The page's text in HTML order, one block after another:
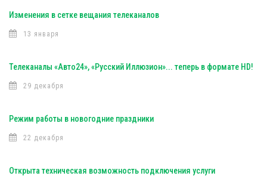
Изменения в сетке вещания телеканалов
13 января
Телеканалы «Авто24», «Русский Иллюзион»... теперь в формате HD!
29 декабря
Режим работы в новогодние праздники
22 декабря
Открыта техническая возможность подключения услуги